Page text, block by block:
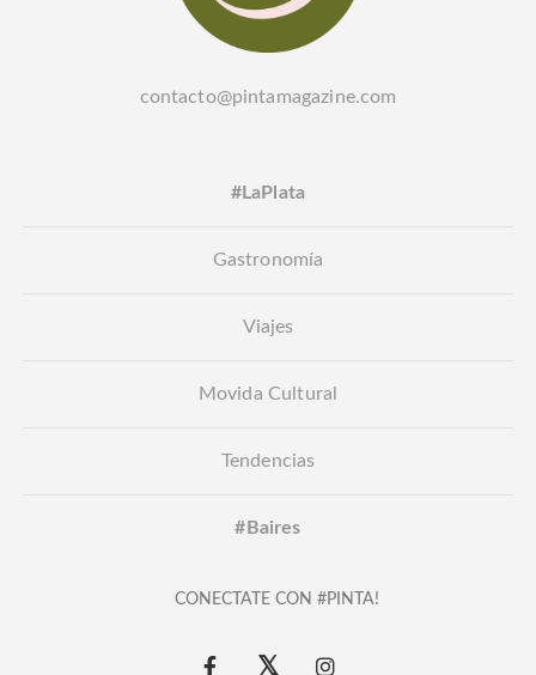
contacto@pintamagazine.com
#LaPlata
Gastronomía
Viajes
Movida Cultural
Tendencias
#Baires
CONECTATE CON #PINTA!